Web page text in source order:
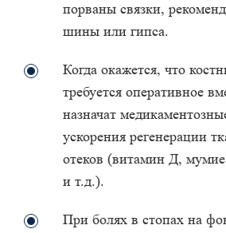
порваны связки,
шины или гипса.
Когда окажется, что
требуется оперативное
назначат
ускорения регенерации
отеков (витамин Д,
и т.д.).
При болях в стопах на